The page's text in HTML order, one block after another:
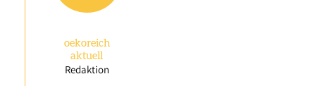
oekoreich
aktuell
Redaktion